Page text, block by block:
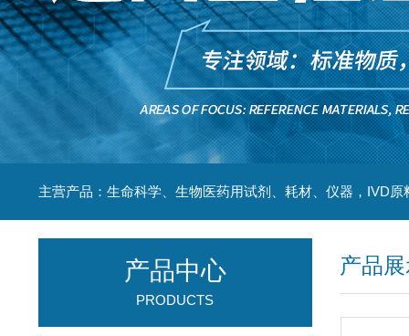
主营产品：生命科学、生物医药用试剂、耗材、仪器，IVD原
产品
产品中心
PRODUCTS